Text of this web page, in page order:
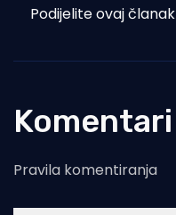
Podijelite ovaj članak
Komentari
Pravila komentiranja